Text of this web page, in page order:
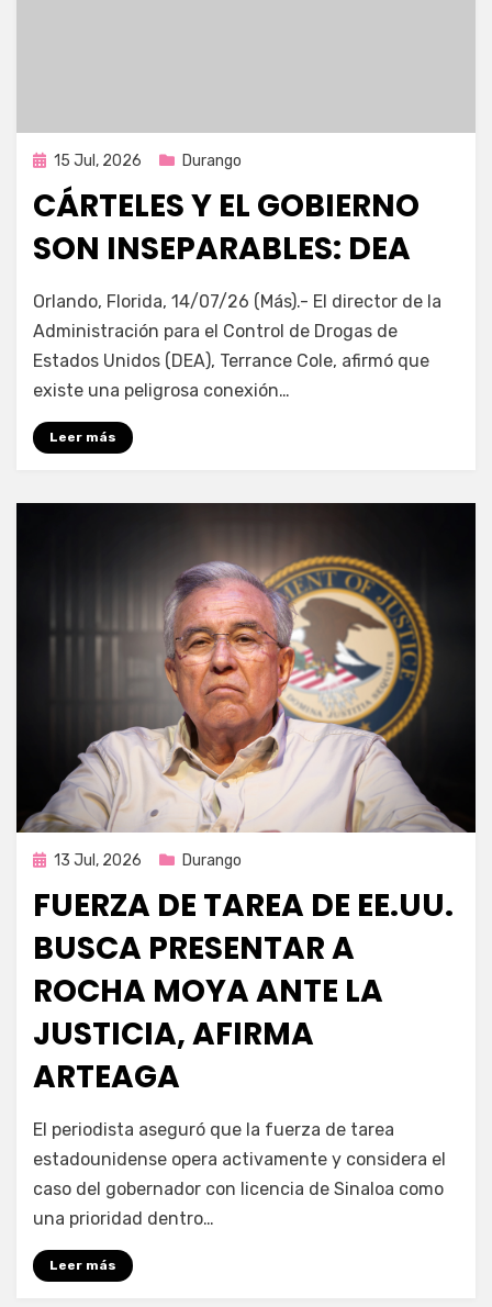
Publicada
15 Jul, 2026 Durango
CÁRTELES Y EL GOBIERNO
SON INSEPARABLES: DEA
por Fernando Miranda Servín
Orlando, Florida, 14/07/26 (Más).- El director de la
Administración para el Control de Drogas de
Estados Unidos (DEA), Terrance Cole, afirmó que
existe una peligrosa conexión…
Leer más
Publicada
13 Jul, 2026 Durango
FUERZA DE TAREA DE EE.UU.
BUSCA PRESENTAR A
ROCHA MOYA ANTE LA
JUSTICIA, AFIRMA
ARTEAGA
porFernando Miranda Servín
El periodista aseguró que la fuerza de tarea
estadounidense opera activamente y considera el
caso del gobernador con licencia de Sinaloa como
una prioridad dentro…
Leer más